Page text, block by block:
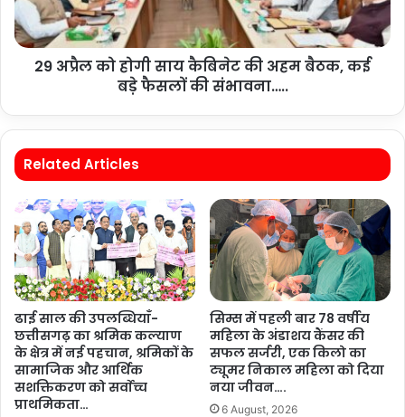
29 अप्रैल को होगी साय कैबिनेट की अहम बैठक, कई
बड़े फैसलों की संभावना…..
Related Articles
ढाई साल की उपलब्धियाँ-
छत्तीसगढ़ का श्रमिक कल्याण
के क्षेत्र में नई पहचान, श्रमिकों के
सामाजिक और आर्थिक
सशक्तिकरण को सर्वाेच्च
प्राथमिकता…
सिम्स में पहली बार 78 वर्षीय
महिला के अंडाशय कैंसर की
सफल सर्जरी, एक किलो का
ट्यूमर निकाल महिला को दिया
नया जीवन….
6 August, 2026